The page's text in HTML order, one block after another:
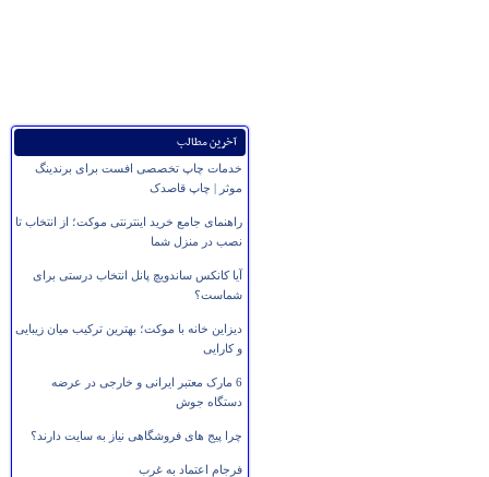
آخرین مطالب
خدمات چاپ تخصصی افست برای برندینگ
موثر | چاپ قاصدک
راهنمای جامع خرید اینترنتی موکت؛ از انتخاب تا
نصب در منزل شما
آیا کانکس ساندویچ پانل انتخاب درستی برای
شماست؟
دیزاین خانه با موکت؛ بهترین ترکیب میان زیبایی
و کارایی
6 مارک معتبر ایرانی و خارجی در عرضه
دستگاه جوش
چرا پیج های فروشگاهی نیاز به سایت دارند؟
فرجام اعتماد به غرب